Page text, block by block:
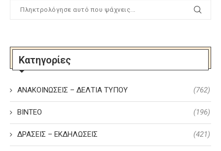
Κατηγορίες
ΑΝΑΚΟΙΝΩΣΕΙΣ – ΔΕΛΤΙΑ ΤΥΠΟΥ (762)
ΒΙΝΤΕΟ (196)
ΔΡΑΣΕΙΣ – ΕΚΔΗΛΩΣΕΙΣ (421)